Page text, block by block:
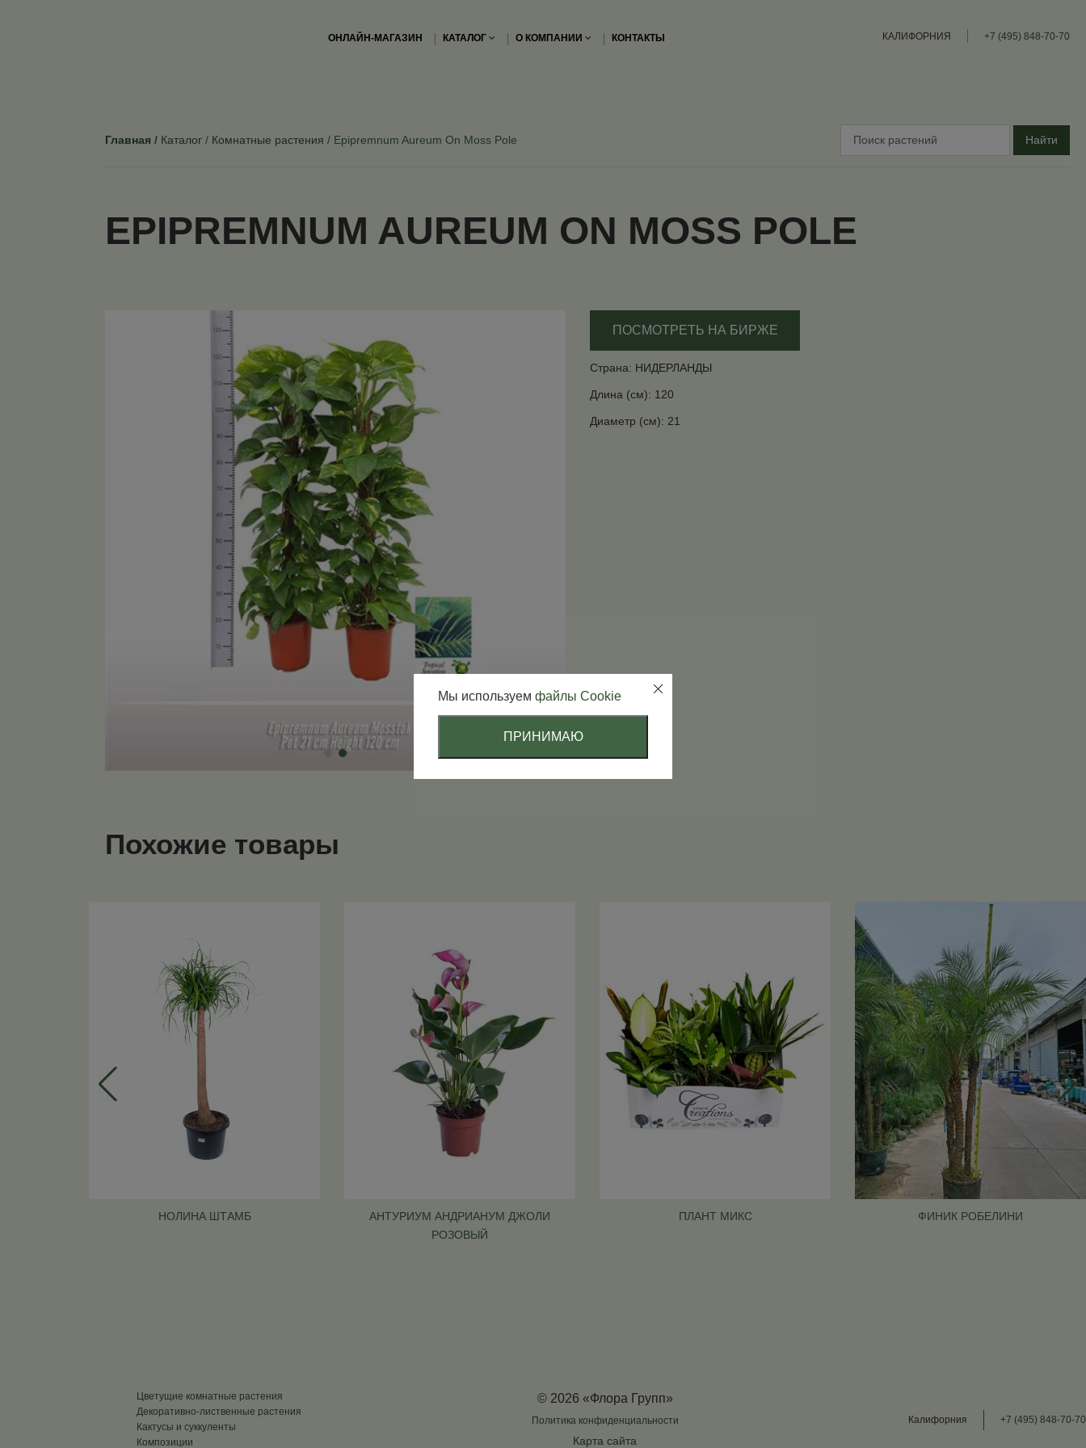
ОНЛАЙН-МАГАЗИН КАТАЛОГ О КОМПАНИИ КОНТАКТЫ КАЛИФОРНИЯ +7 (495) 848-70-70
Главная Каталог Комнатные растения Epipremnum Aureum On Moss Pole Найти
EPIPREMNUM AUREUM ON MOSS POLE
ПОСМОТРЕТЬ НА БИРЖЕ
Страна: НИДЕРЛАНДЫ
Длина (см): 120
Диаметр (см): 21
Похожие товары
НОЛИНА ШТАМБ
АНТУРИУМ АНДРИАНУМ ДЖОЛИ
РОЗОВЫЙ
ПЛАНТ МИКС ФИНИК РОБЕЛИНИ
Цветущие комнатные растения
Декоративно-лиственные растения
Кактусы и суккуленты
Композиции
© 2026 «Флора Групп»
Политика конфиденциальности
Карта сайта
Калифорния +7 (495) 848-70-70
Мы используем файлы Cookie
ПРИНИМАЮ